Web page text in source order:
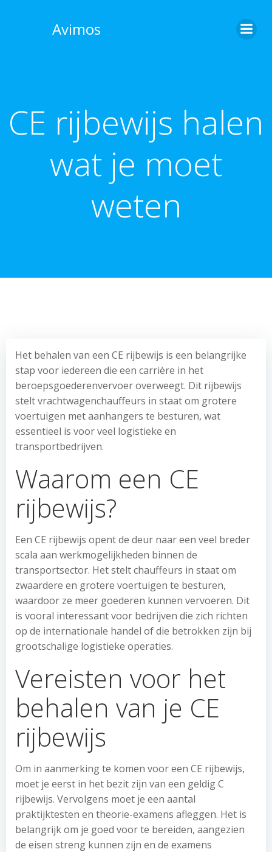
Avimos
CE rijbewijs halen
wat je moet
weten
Het behalen van een CE rijbewijs is een belangrijke
stap voor iedereen die een carrière in het
beroepsgoederenvervoer overweegt. Dit rijbewijs
stelt vrachtwagenchauffeurs in staat om grotere
voertuigen met aanhangers te besturen, wat
essentieel is voor veel logistieke en
transportbedrijven.
Waarom een CE
rijbewijs?
Een CE rijbewijs opent de deur naar een veel breder
scala aan werkmogelijkheden binnen de
transportsector. Het stelt chauffeurs in staat om
zwaardere en grotere voertuigen te besturen,
waardoor ze meer goederen kunnen vervoeren. Dit
is vooral interessant voor bedrijven die zich richten
op de internationale handel of die betrokken zijn bij
grootschalige logistieke operaties.
Vereisten voor het
behalen van je CE
rijbewijs
Om in aanmerking te komen voor een CE rijbewijs,
moet je eerst in het bezit zijn van een geldig C
rijbewijs. Vervolgens moet je een aantal
praktijktesten en theorie-examens afleggen. Het is
belangrijk om je goed voor te bereiden, aangezien
de eisen streng kunnen zijn en de examens